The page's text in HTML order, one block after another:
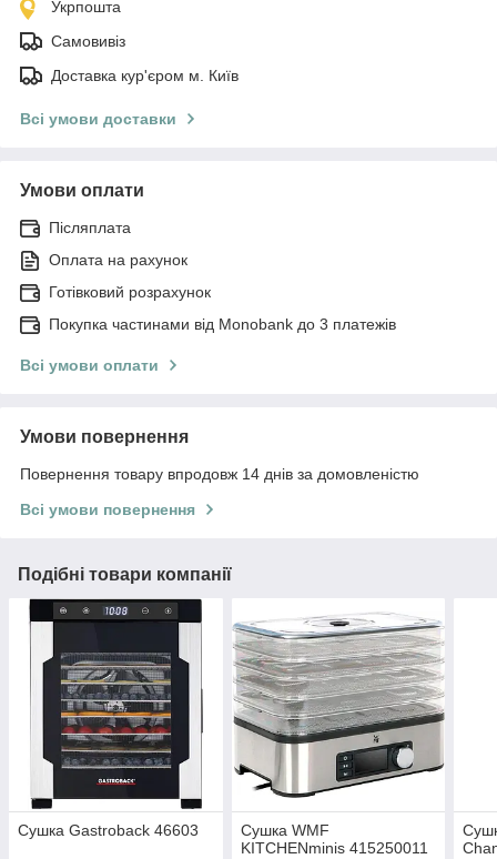
Укрпошта
Самовивіз
Доставка кур'єром м. Київ
Всі умови доставки
Умови оплати
Післяплата
Оплата на рахунок
Готівковий розрахунок
Покупка частинами від Monobank до 3 платежів
Всі умови оплати
Умови повернення
Повернення товару впродовж 14 днів за домовленістю
Всі умови повернення
Подібні товари компанії
Сушка Gastroback 46603
Сушка WMF
KITCHENminis 415250011